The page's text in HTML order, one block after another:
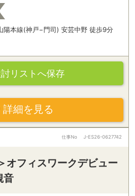
陽本線(神戸−門司) 安芸中野 徒歩9分
リストへ保存
詳細を見る
仕事No J-ES26-0627742
オフィスワークデビュー
音